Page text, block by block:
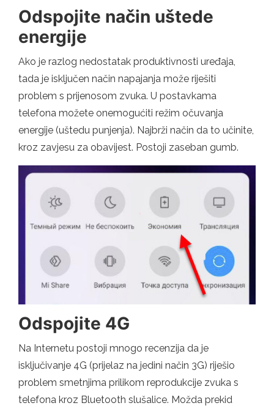
Odspojite način uštede
energije
Ako je razlog nedostatak produktivnosti uređaja,
tada je isključen način napajanja može riješiti
problem s prijenosom zvuka. U postavkama
telefona možete onemogućiti režim očuvanja
energije (uštedu punjenja). Najbrži način da to učinite,
kroz zavjesu za obavijest. Postoji zaseban gumb.
Odspojite 4G
Na Internetu postoji mnogo recenzija da je
isključivanje 4G (prijelaz na jedini način 3G) riješio
problem smetnjima prilikom reprodukcije zvuka s
telefona kroz Bluetooth slušalice. Možda prekid